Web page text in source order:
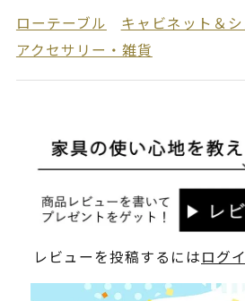
ローテーブル
キャビネット＆
アクセサリー・雑貨
レビューを投稿するにはログ